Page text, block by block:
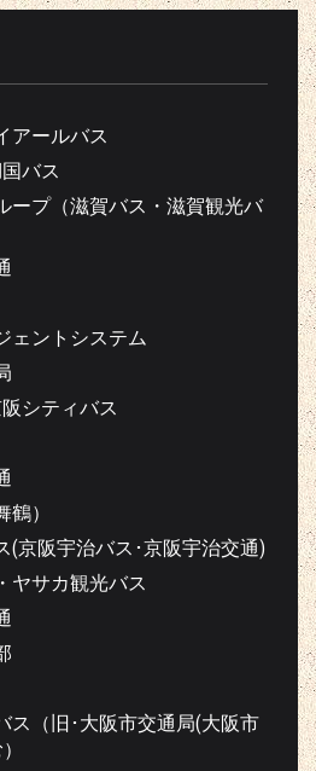
アールバス
バス
ープ（滋賀バス・滋賀観光バ
ェントシステム
シティバス
）
(京阪宇治バス･京阪宇治交通)
ヤサカ観光バス
ス（旧･大阪市交通局(大阪市